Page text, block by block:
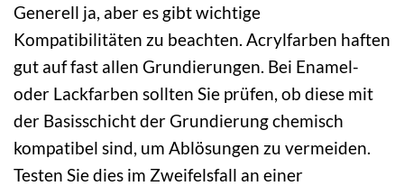
Generell ja, aber es gibt wichtige
Kompatibilitäten zu beachten. Acrylfarben haften
gut auf fast allen Grundierungen. Bei Enamel-
oder Lackfarben sollten Sie prüfen, ob diese mit
der Basisschicht der Grundierung chemisch
kompatibel sind, um Ablösungen zu vermeiden.
Testen Sie dies im Zweifelsfall an einer